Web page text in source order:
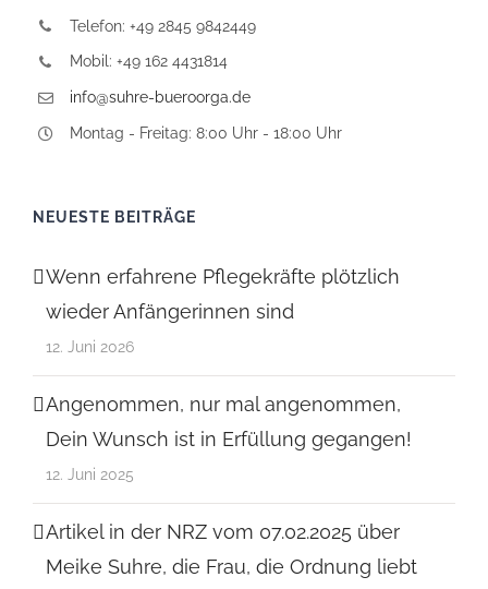
Telefon: +49 2845 9842449
Mobil: +49 162 4431814
info@suhre-bueroorga.de
Montag - Freitag: 8:00 Uhr - 18:00 Uhr
NEUESTE BEITRÄGE
Wenn erfahrene Pflegekräfte plötzlich
wieder Anfängerinnen sind
12. Juni 2026
Angenommen, nur mal angenommen,
Dein Wunsch ist in Erfüllung gegangen!
12. Juni 2025
Artikel in der NRZ vom 07.02.2025 über
Meike Suhre, die Frau, die Ordnung liebt